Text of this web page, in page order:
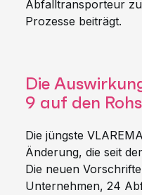
Abfalltransporteur
Prozesse beiträgt.
Die
9 auf den
Die jüngste
Änderung, die seit
Die neuen
Unternehmen, 24